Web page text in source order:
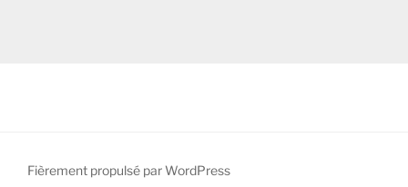
Fièrement propulsé par WordPress